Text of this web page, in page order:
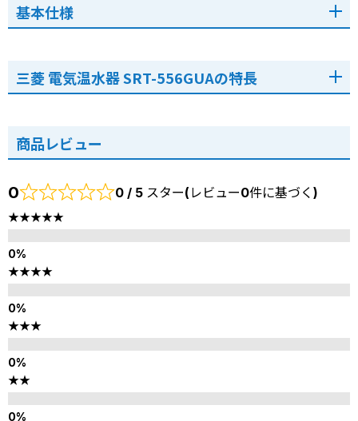
基本仕様
三菱 電気温水器 SRT-556GUAの特長
商品レビュー
0 0 / 5 スター(レビュー0件に基づく)
★★★★★
★★★★
★★★
★★